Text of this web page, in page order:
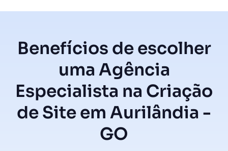
Benefícios de escolher
uma Agência
Especialista na Criação
de Site em Aurilândia -
GO